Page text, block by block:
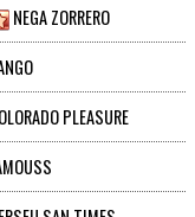
NEGA ZORRERO
PLEASURE